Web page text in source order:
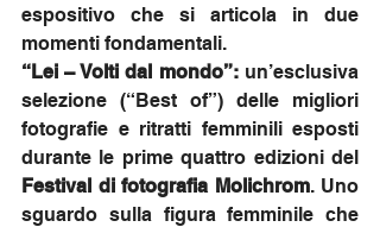
espositivo che si articola in due
momenti fondamentali.
“Lei – Volti dal mondo”: un’esclusiva
selezione (“Best of”) delle migliori
fotografie e ritratti femminili esposti
Festival di fotografia Molichrom. Uno
sguardo sulla figura femminile che